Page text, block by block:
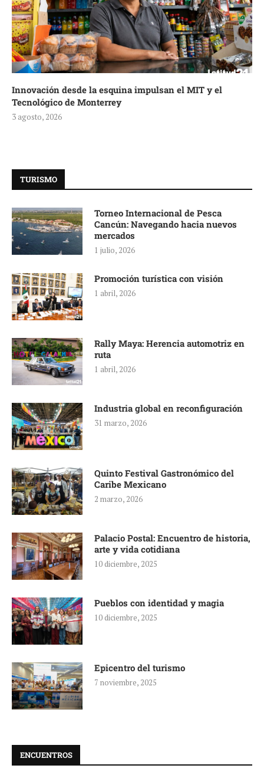
Innovación desde la esquina impulsan el MIT y el
Tecnológico de Monterrey
3 agosto, 2026
TURISMO
Torneo Internacional de Pesca
Cancún: Navegando hacia nuevos
mercados
1 julio, 2026
Promoción turística con visión
1 abril, 2026
Rally Maya: Herencia automotriz en
ruta
1 abril, 2026
Industria global en reconfiguración
31 marzo, 2026
Quinto Festival Gastronómico del
Caribe Mexicano
2 marzo, 2026
Palacio Postal: Encuentro de historia,
arte y vida cotidiana
10 diciembre, 2025
Pueblos con identidad y magia
10 diciembre, 2025
Epicentro del turismo
7 noviembre, 2025
ENCUENTROS